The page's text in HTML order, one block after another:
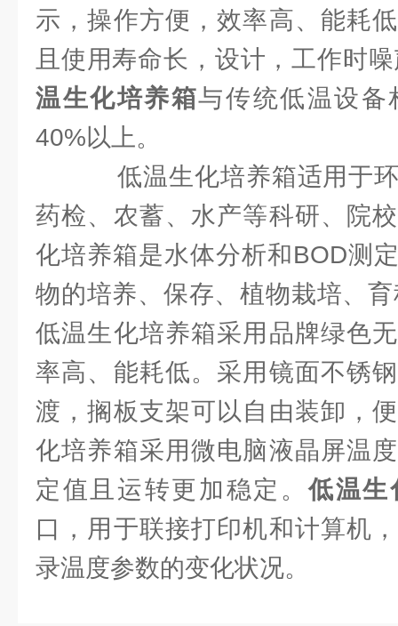
示，操作方便，效率高、能耗
且使用寿命长，设计，工作时
温生化培养箱与传统低温设备
40%以上。
低温生化培养箱适用于
药检、农蓄、水产等科研、院
化培养箱是水体分析和BOD测
物的培养、保存、植物栽培、
低温生化培养箱采用品牌绿色
率高、能耗低。采用镜面不锈
渡，搁板支架可以自由装卸，
化培养箱采用微电脑液晶屏温
定值且运转更加稳定。低温生
口，用于联接打印机和计算机
录温度参数的变化状况。